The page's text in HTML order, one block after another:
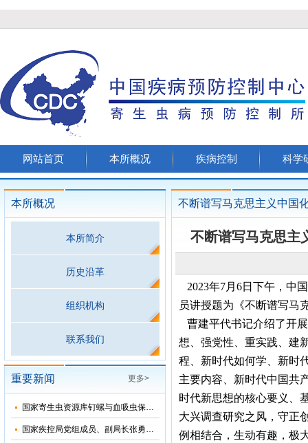
网站首页 本所概况 疾病控制 科学
本所概况
本所简介
历史沿革
组织机构
联系我们
重要新闻 更多>
国家寄生虫资源库钉螺与血吸虫保藏基地十五五”发展规划暨五方共建工作研讨会在上海召开
国家疾控局党组成员、副局长张勇到寄生虫病所调研指导
不断谱写马克思主义中国
不断谱写马克思
2023年7月6日下午，中
员讲授题为《不断谱写马
曹建平代书记介绍了开
想、强党性、重实践、建
程、新时代如何学、新时
主要内容、新时代中国共
时代新思想的核心要义、
大兴调查研究之风，守正
例相结合，生动有趣，极